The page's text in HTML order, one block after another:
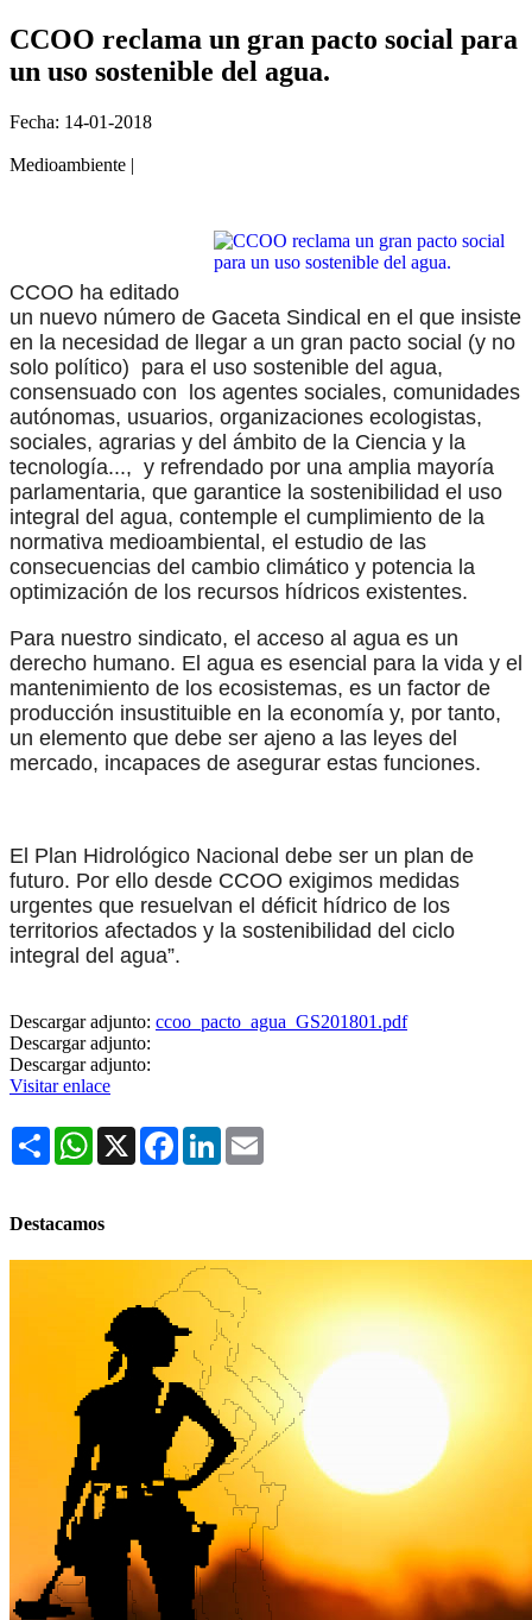
CCOO reclama un gran pacto social para
un uso sostenible del agua.
Fecha: 14-01-2018
Medioambiente |
CCOO ha editado
un nuevo número de Gaceta Sindical en el que insiste
en la necesidad de llegar a un gran pacto social (y no
solo político) para el uso sostenible del agua,
consensuado con los agentes sociales, comunidades
autónomas, usuarios, organizaciones ecologistas,
sociales, agrarias y del ámbito de la Ciencia y la
tecnología..., y refrendado por una amplia mayoría
parlamentaria, que garantice la sostenibilidad el uso
integral del agua, contemple el cumplimiento de la
normativa medioambiental, el estudio de las
consecuencias del cambio climático y potencia la
optimización de los recursos hídricos existentes.
Para nuestro sindicato, el acceso al agua es un
derecho humano. El agua es esencial para la vida y el
mantenimiento de los ecosistemas, es un factor de
producción insustituible en la economía y, por tanto,
un elemento que debe ser ajeno a las leyes del
mercado, incapaces de asegurar estas funciones.
El Plan Hidrológico Nacional debe ser un plan de
futuro. Por ello desde CCOO exigimos medidas
urgentes que resuelvan el déficit hídrico de los
territorios afectados y la sostenibilidad del ciclo
integral del agua”.
Descargar adjunto: ccoo_pacto_agua_GS201801.pdf
Descargar adjunto:
Descargar adjunto:
Visitar enlace
Share WhatsApp
X FacebookLinkedIn
Destacamos